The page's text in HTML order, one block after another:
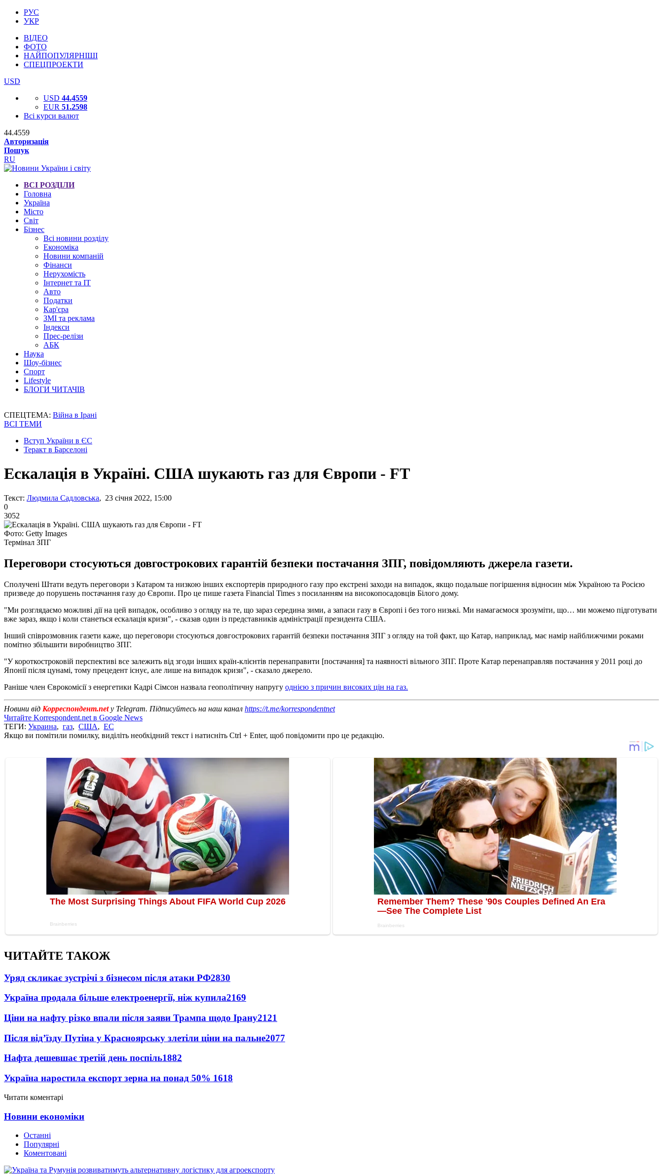
РУС
УКР
ВІДЕО
ФОТО
НАЙПОПУЛЯРНІШІ
СПЕЦПРОЕКТИ
USD
USD 44.4559
EUR 51.2598
Всі курси валют
44.4559
Авторизація
Пошук
RU
ВСІ РОЗДІЛИ
Головна
Україна
Місто
Світ
Бізнес
Всі новини розділу
Економіка
Новини компаній
Фінанси
Нерухомість
Інтернет та IT
Авто
Податки
Кар'єра
ЗМІ та реклама
Індекси
Прес-релізи
АБК
Наука
Шоу-бізнес
Спорт
Lifestyle
БЛОГИ ЧИТАЧІВ
СПЕЦТЕМА: Війна в Ірані
ВСІ ТЕМИ
Вступ України в ЄС
Теракт в Барселоні
Ескалація в Україні. США шукають газ для Європи - FT
Текст: Людмила Садловська, 23 січня 2022, 15:00
0
3052
Фото: Getty Images
Термінал ЗПГ
Переговори стосуються довгострокових гарантій безпеки постачання ЗПГ, повідомляють джерела газети.
Сполучені Штати ведуть переговори з Катаром та низкою інших експортерів природного газу про екстрені заходи на випадок, якщо подальше погіршення відносин між Україною та Росією
призведе до порушень постачання газу до Європи. Про це пише газета Financial Times з посиланням на високопосадовців Білого дому.
"Ми розглядаємо можливі дії на цей випадок, особливо з огляду на те, що зараз середина зими, а запаси газу в Європі і без того низькі. Ми намагаємося зрозуміти, що… ми можемо підготувати
вже зараз, якщо і коли станеться ескалація кризи", - сказав один із представників адміністрації президента США.
Інший співрозмовник газети каже, що переговори стосуються довгострокових гарантій безпеки постачання ЗПГ з огляду на той факт, що Катар, наприклад, має намір найближчими роками
помітно збільшити виробництво ЗПГ.
"У короткостроковій перспективі все залежить від згоди інших країн-клієнтів перенаправити [постачання] та наявності вільного ЗПГ. Проте Катар перенаправляв постачання у 2011 році до
Японії після цунамі, тому прецедент існує, але лише на випадок кризи", - сказало джерело.
Раніше член Єврокомісії з енергетики Кадрі Сімсон назвала геополітичну напругу однією з причин високих цін на газ.
Новини від Корреспондент.netу Telegram. Підписуйтесь на наш канал https://t.me/korrespondentnet
Читайте Korrespondent.net в Google News
ТЕГИ: Украина, газ, США, ЕС
Якщо ви помітили помилку, виділіть необхідний текст і натисніть Ctrl + Enter, щоб повідомити про це редакцію.
ЧИТАЙТЕ ТАКОЖ
Уряд скликає зустрічі з бізнесом після атаки РФ2830
Україна продала більше електроенергії, ніж купила2169
Ціни на нафту різко впали після заяви Трампа щодо Ірану2121
Після від’їзду Путіна у Красноярську злетіли ціни на пальне2077
Нафта дешевшає третій день поспіль1882
Україна наростила експорт зерна на понад 50% 1618
Читати коментарі
Новини економіки
Останні
Популярні
Коментовані